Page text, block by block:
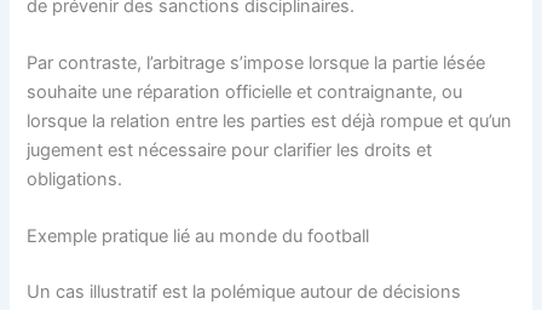
de prévenir des sanctions disciplinaires.
Par contraste, l’arbitrage s’impose lorsque la partie lésée
souhaite une réparation officielle et contraignante, ou
lorsque la relation entre les parties est déjà rompue et qu’un
jugement est nécessaire pour clarifier les droits et
obligations.
Exemple pratique lié au monde du football
Un cas illustratif est la polémique autour de décisions